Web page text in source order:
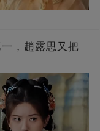
，趙露思又把